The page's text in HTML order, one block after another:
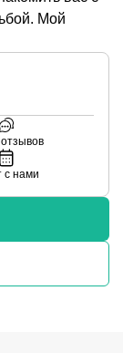
Мой
отзывов
с нами